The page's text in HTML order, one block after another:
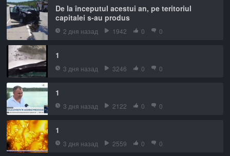
De la începutul acestui an, pe teritoriul
capitalei s-au produs
2 дня назад 1942 0 0
1
3 дня назад 3246 0 0
1
3 дня назад 2122 0 0
1
3 дня назад 2559 0 0